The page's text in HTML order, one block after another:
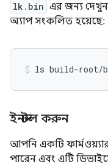
lk.bin এর জন্য
অ্যাপ সংকলিত হয়েছে:
ইনস্টল করুন
আপনি একটি
পারেন এবং এটি